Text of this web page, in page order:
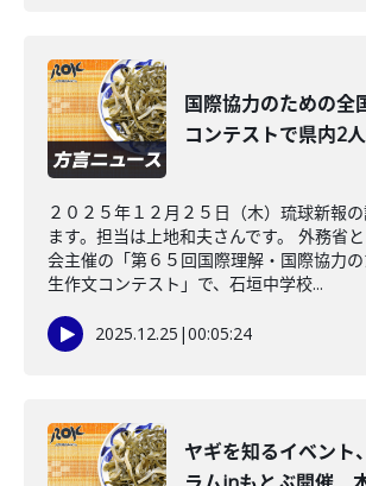
国際協力のための全
コンテストで県内2
２０２５年１２月２５日（木）琉球新報
ます。担当は上地和夫さんです。 外務省
会主催の「第６５回国際理解・国際協力
生作文コンテスト」で、石垣中学校...
2025.12.25 |00:05:24
ヤギを知るイベント